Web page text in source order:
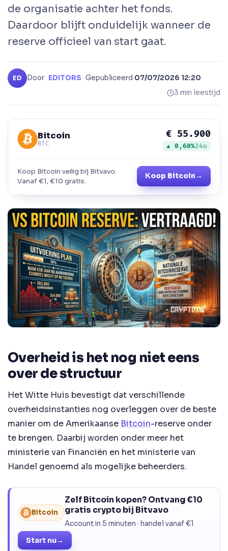
de organisatie achter het fonds.
Daardoor blijft onduidelijk wanneer de
reserve officieel van start gaat.
ED Door EDITORS ·Gepubliceerd 07/07/2026 12:20
3 min leestijd
Bitcoin
BTC
€ 55.900
▲ 0,60%24u
Koop Bitcoin veilig bij Bitvavo.
Vanaf €1, €10 gratis.
Koop Bitcoin→
Overheid is het nog niet eens
over de structuur
Het Witte Huis bevestigt dat verschillende
overheidsinstanties nog overleggen over de beste
manier om de Amerikaanse Bitcoin-reserve onder
te brengen. Daarbij worden onder meer het
ministerie van Financiën en het ministerie van
Handel genoemd als mogelijke beheerders.
Bitcoin
Zelf Bitcoin kopen? Ontvang €10
gratis crypto bij Bitvavo
Account in 5 minuten · handel vanaf €1
Start nu→